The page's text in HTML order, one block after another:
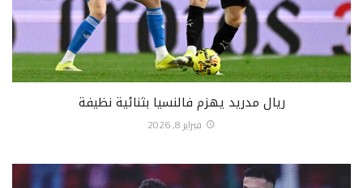
ريال مدريد يهزم فالنسيا بثنائية نظيفة
فبراير 8, 2026